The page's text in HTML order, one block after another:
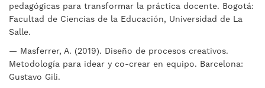
pedagógicas para transformar la práctica docente. Bogotá:
Facultad de Ciencias de la Educación, Universidad de La
Salle.
— Masferrer, A. (2019). Diseño de procesos creativos.
Metodología para idear y co-crear en equipo. Barcelona:
Gustavo Gili.